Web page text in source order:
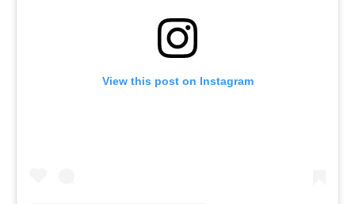
View this post on Instagram